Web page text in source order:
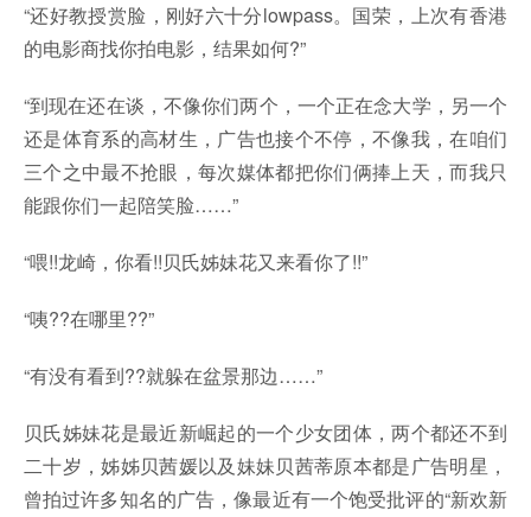
“还好教授赏脸，刚好六十分lowpass。国荣，上次有香港
的电影商找你拍电影，结果如何?”
“到现在还在谈，不像你们两个，一个正在念大学，另一个
还是体育系的高材生，广告也接个不停，不像我，在咱们
三个之中最不抢眼，每次媒体都把你们俩捧上天，而我只
能跟你们一起陪笑脸……”
“喂!!龙崎，你看!!贝氏姊妹花又来看你了!!”
“咦??在哪里??”
“有没有看到??就躲在盆景那边……”
贝氏姊妹花是最近新崛起的一个少女团体，两个都还不到
二十岁，姊姊贝茜媛以及妹妹贝茜蒂原本都是广告明星，
曾拍过许多知名的广告，像最近有一个饱受批评的“新欢新